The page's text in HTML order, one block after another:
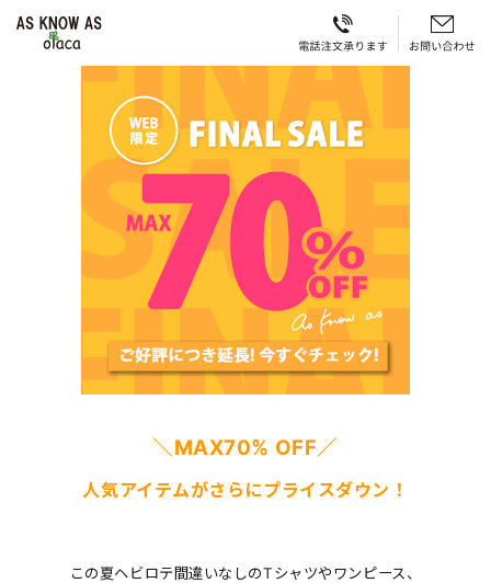
＼MAX70% OFF／
人気アイテムがさらにプライスダウン！
この夏ヘビロテ間違いなしのTシャツやワンピース、